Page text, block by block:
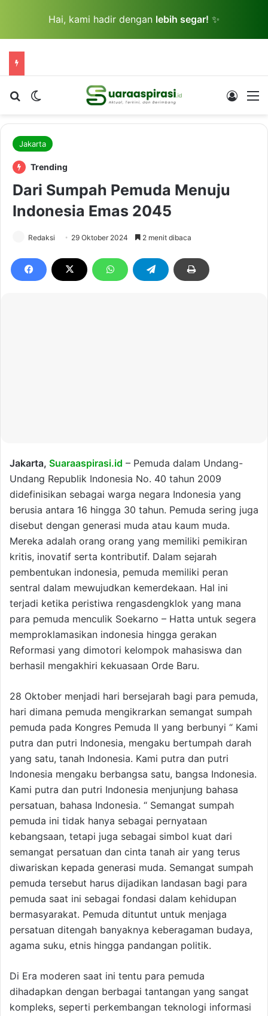
Hai, kami hadir dengan lebih segar! ✨
Cari berita...Switch skin Log In
Jakarta
Trending
Dari Sumpah Pemuda Menuju
Indonesia Emas 2045
Redaksi 29 Oktober 2024 2 menit dibaca
Jakarta, Suaraaspirasi.id – Pemuda dalam Undang-
Undang Republik Indonesia No. 40 tahun 2009
didefinisikan sebagai warga negara Indonesia yang
berusia antara 16 hingga 30 tahun. Pemuda sering juga
disebut dengan generasi muda atau kaum muda.
Mereka adalah orang orang yang memiliki pemikiran
kritis, inovatif serta kontributif. Dalam sejarah
pembentukan indonesia, pemuda memiliki peran
sentral dalam mewujudkan kemerdekaan. Hal ini
terjadi ketika peristiwa rengasdengklok yang mana
para pemuda menculik Soekarno – Hatta untuk segera
memproklamasikan indonesia hingga gerakan
Reformasi yang dimotori kelompok mahasiswa dan
berhasil mengakhiri kekuasaan Orde Baru.
28 Oktober menjadi hari bersejarah bagi para pemuda,
hari dimana pemuda mengikrarkan semangat sumpah
pemuda pada Kongres Pemuda II yang berbunyi “ Kami
putra dan putri Indonesia, mengaku bertumpah darah
yang satu, tanah Indonesia. Kami putra dan putri
Indonesia mengaku berbangsa satu, bangsa Indonesia.
Kami putra dan putri Indonesia menjunjung bahasa
persatuan, bahasa Indonesia. “ Semangat sumpah
pemuda ini tidak hanya sebagai pernyataan
kebangsaan, tetapi juga sebagai simbol kuat dari
semangat persatuan dan cinta tanah air yang terus
diwariskan kepada generasi muda. Semangat sumpah
pemuda tersebut harus dijadikan landasan bagi para
pemuda saat ini sebagai fondasi dalam kehidupan
bermasyarakat. Pemuda dituntut untuk menjaga
persatuan ditengah banyaknya keberagaman budaya,
agama suku, etnis hingga pandangan politik.
Di Era moderen saat ini tentu para pemuda
dihadapkan dengan berbagai tantangan yang sangat
kompleks, seperti perkembangan teknologi informasi